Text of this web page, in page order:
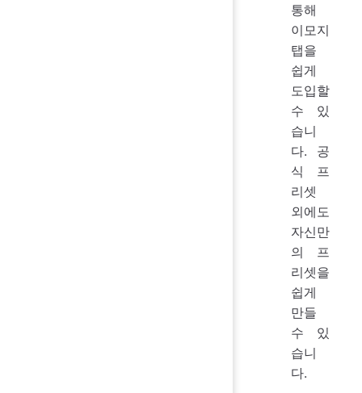
통해
이모지
탭을
쉽게
도입할
수 있
습니
다. 공
식 프
리셋
외에도
자신만
의 프
리셋을
쉽게
만들
수 있
습니
다.